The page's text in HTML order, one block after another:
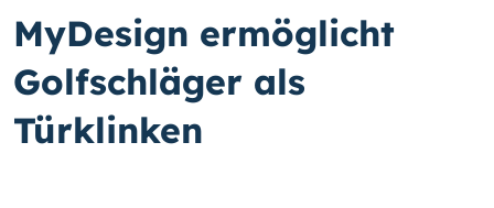
MyDesign ermöglicht
Golfschläger als
Türklinken